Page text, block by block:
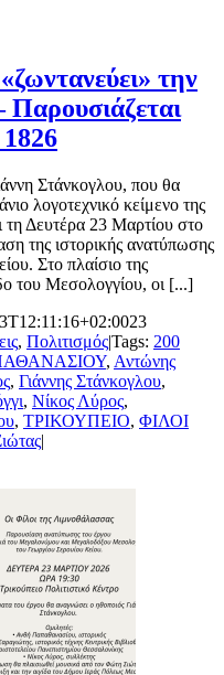
την
Στάνκογλου, που θα
λογοτεχνικό κείμενο της
τη Δευτέρα 23 Μαρτίου στο
της ιστορικής ανατύπωσης
Στο πλαίσιο της
του Μεσολογγίου, οι [...]
23
, Πολιτισμός|Tags: 200
, Αντώνης
, Γιάννης Στάνκογλου,
, Νίκος Λύρος,
, ΤΡΙΚΟΥΠΕΙΟ, ΦΙΛΟΙ
|